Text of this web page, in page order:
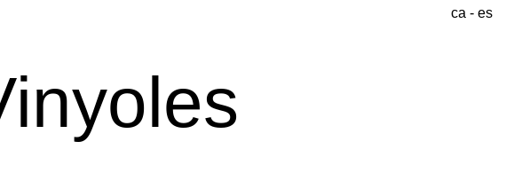
ca - es